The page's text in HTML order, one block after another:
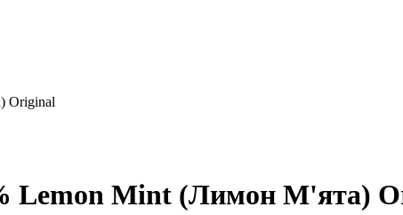
Original
Lemon Mint (Лимон М'ята)